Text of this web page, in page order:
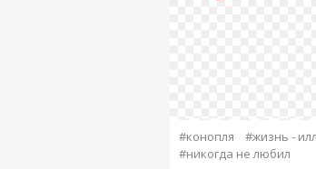
#конопля
#жизнь -
#никогда не любил